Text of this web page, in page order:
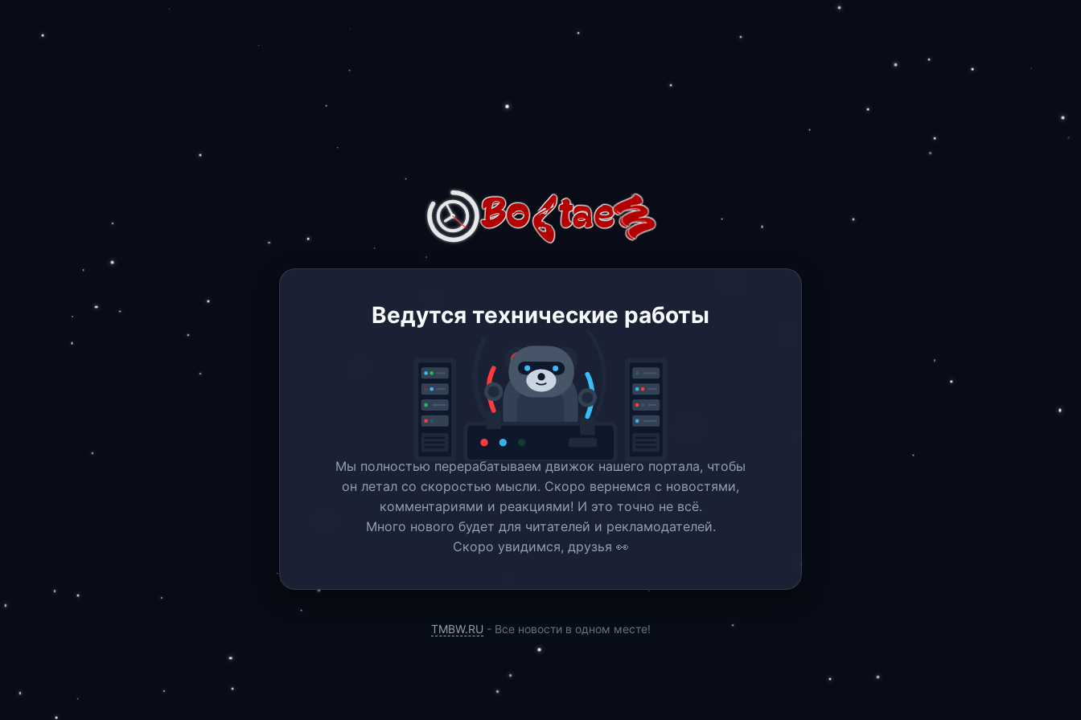
Ведутся технические работы
Мы полностью перерабатываем движок нашего портала, чтобы
он летал со скоростью мысли. Скоро вернемся c новостями,
комментариями и реакциями! И это точно не всё.
Много нового будет для читателей и рекламодателей.
Скоро увидимся, друзья 👀
TMBW.RU - Все новости в одном месте!